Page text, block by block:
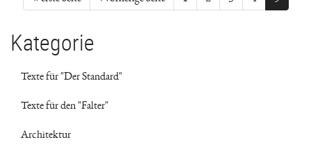
Kategorie
Texte für "Der Standard"
Texte für den "Falter"
Architektur